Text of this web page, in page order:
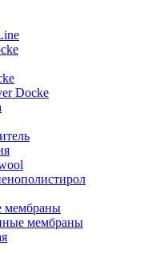
Docke
мембраны
мембраны